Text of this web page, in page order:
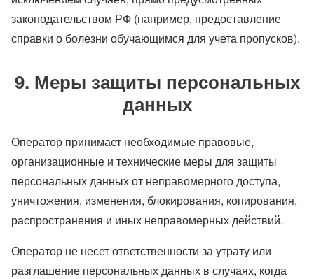
законодательством РФ (например, предоставление
справки о болезни обучающимся для учета пропусков).
9. Меры защиты персональных
данных
Оператор принимает необходимые правовые,
организационные и технические меры для защиты
персональных данных от неправомерного доступа,
уничтожения, изменения, блокирования, копирования,
распространения и иных неправомерных действий.
Оператор не несет ответственности за утрату или
разглашение персональных данных в случаях, когда